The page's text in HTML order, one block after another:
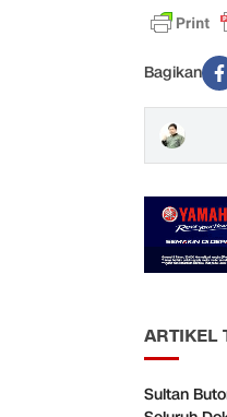
Bagikan
ARTIKEL
Sultan